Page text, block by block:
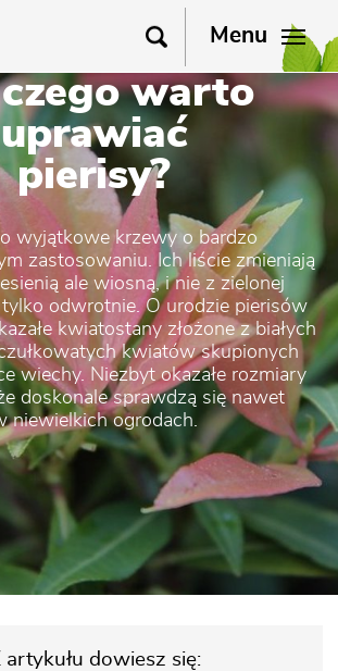
Menu
warto
uprawiać
pierisy?
wyjątkowe krzewy o bardzo
zastosowaniu. Ich liście zmieniają
ale wiosną, i nie z zielonej
odwrotnie. O urodzie pierisów
kwiatostany złożone z białych
kwiatów skupionych
wiechy. Niezbyt okazałe rozmiary
doskonale sprawdzą się nawet
niewielkich ogrodach.
artykułu dowiesz się: